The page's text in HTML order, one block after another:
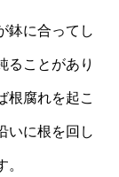
鉢に合ってし
ることがあり
根腐れを起こ
いに根を回し